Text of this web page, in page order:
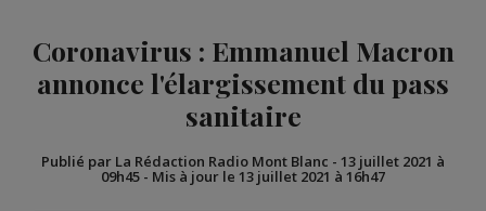
Coronavirus : Emmanuel Macron
annonce l'élargissement du pass
sanitaire
Publié par La Rédaction Radio Mont Blanc - 13 juillet 2021 à
09h45 - Mis à jour le 13 juillet 2021 à 16h47